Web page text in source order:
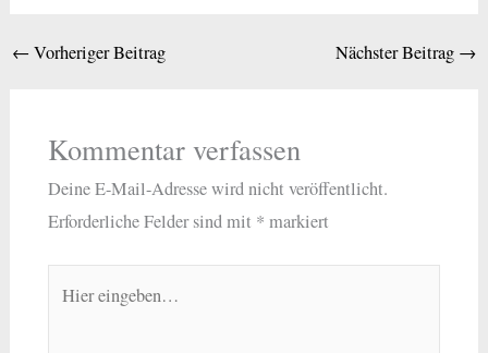
← Vorheriger Beitrag Nächster Beitrag →
Kommentar verfassen
Deine E-Mail-Adresse wird nicht veröffentlicht.
Erforderliche Felder sind mit * markiert
eingeben…